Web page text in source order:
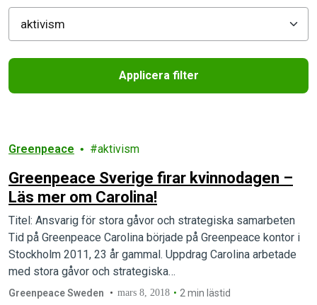
Applicera filter
Greenpeace aktivism
Greenpeace Sverige firar kvinnodagen –
Läs mer om Carolina!
Titel: Ansvarig för stora gåvor och strategiska samarbeten
Tid på Greenpeace Carolina började på Greenpeace kontor i
Stockholm 2011, 23 år gammal. Uppdrag Carolina arbetade
med stora gåvor och strategiska…
Greenpeace Sweden mars 8, 2018 2 min lästid